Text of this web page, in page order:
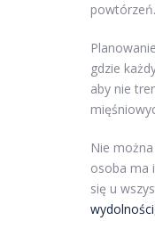
powtórzeń.
Planowanie
gdzie
aby nie
Nie
osoba ma
się u
wydolności